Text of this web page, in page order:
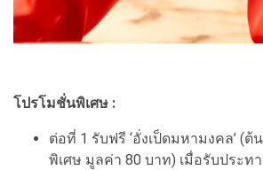
โปรโมชั่นพิเศษ :
ต่อที่ 1 รับฟรี ‘อั่งเป็ดมหามงคล’ (
พิเศษ มูลค่า 80 บาท) เมื่อรับประท